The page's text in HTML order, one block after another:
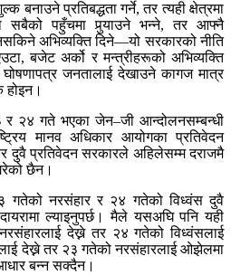
बनाउने प्रतिबद्धता गर्ने, तर त्यही क्षेत्रमा
सबैको पहुँचमा पुर्‍याउने भन्ने, तर आफ्नै
अभिव्यक्ति दिने—यो सरकारको नीति
बजेट अर्को र मन्त्रीहरूको अभिव्यक्ति
जनतालाई देखाउने कागज मात्र
होइन।
र २४ गते भएका जेन–जी आन्दोलनसम्बन्धी
मानव अधिकार आयोगका प्रतिवेदन
दुवै प्रतिवेदन सरकारले अहिलेसम्म दराजमै
छैन।
गतेको नरसंहार र २४ गतेको विध्वंस दुवै
ल्याइनुपर्छ। मैले यसअघि पनि यही
देख्ने तर २४ गतेको विध्वंसलाई
देख्ने तर २३ गतेको नरसंहारलाई ओझेलमा
बन्न सक्दैन।